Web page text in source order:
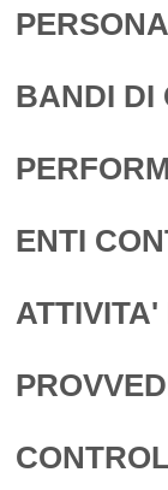
BANDI DI
ENTI
ATTIVITA'